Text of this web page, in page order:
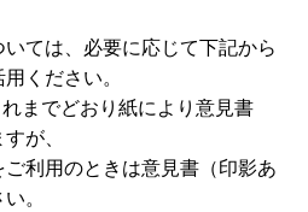
ては、必要に応じて下記から
ください。
までどおり紙により意見書
が、
利用のときは意見書（印影あ
。